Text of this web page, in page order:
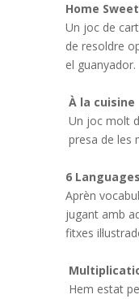
Home
Un joc de
de resoldre
el guanyador.
À la cuisine
Un joc molt
presa de les
6 Languages
Aprèn
jugant amb
fitxes
Hem estat